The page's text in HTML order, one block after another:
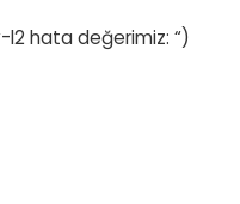
l2 hata değerimiz: “)